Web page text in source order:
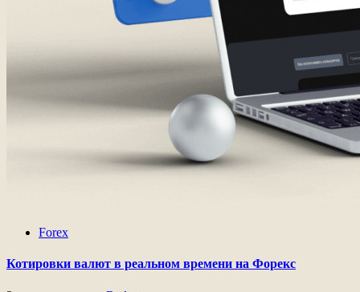
Forex
Котировки валют в реальном времени на Форекс